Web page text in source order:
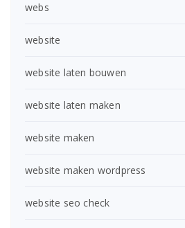
webs
website
website laten bouwen
website laten maken
website maken
website maken wordpress
website seo check